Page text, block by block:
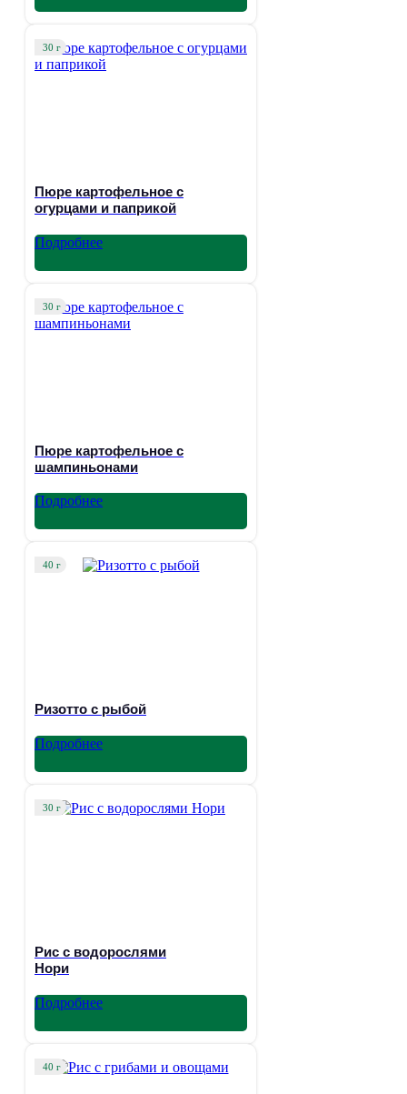
30 г
Пюре картофельное с
огурцами и паприкой
Подробнее
30 г
Пюре картофельное с
шампиньонами
Подробнее
40 г
Ризотто с рыбой
Подробнее
30 г
Рис с водорослями
Нори
Подробнее
40 г